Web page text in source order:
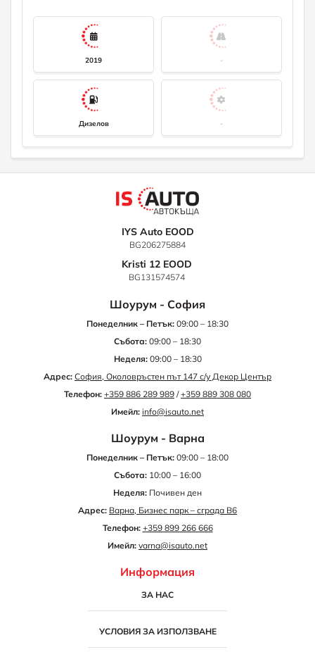
2019 -
Дизелов -
IYS Auto EOOD
BG206275884
Kristi 12 EOOD
BG131574574
Шоурум - София
Понеделник – Петък: 09:00 – 18:30
Събота: 09:00 – 18:30
Неделя:09:00 – 18:30
Адрес: София, Околовръстен път 147 с/у Декор Център
Телефон: +359 886 289 989 /+359 889 308 080
Имейл: info@isauto.net
Шоурум - Варна
Понеделник – Петък: 09:00 – 18:00
Събота: 10:00 – 16:00
Неделя: Почивен ден
Адрес: Варна, Бизнес парк – сграда B6
Телефон: +359 899 266 666
Имейл: varna@isauto.net
Информация
ЗА НАС
УСЛОВИЯ ЗА ИЗПОЛЗВАНЕ